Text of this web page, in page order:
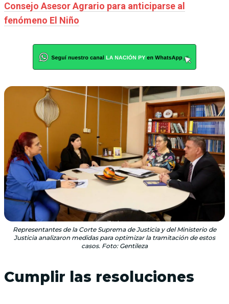
Consejo Asesor Agrario para anticiparse al
fenómeno El Niño
Representantes de la Corte Suprema de Justicia y del Ministerio de
Justicia analizaron medidas para optimizar la tramitación de estos
casos. Foto: Gentileza
Cumplir las resoluciones